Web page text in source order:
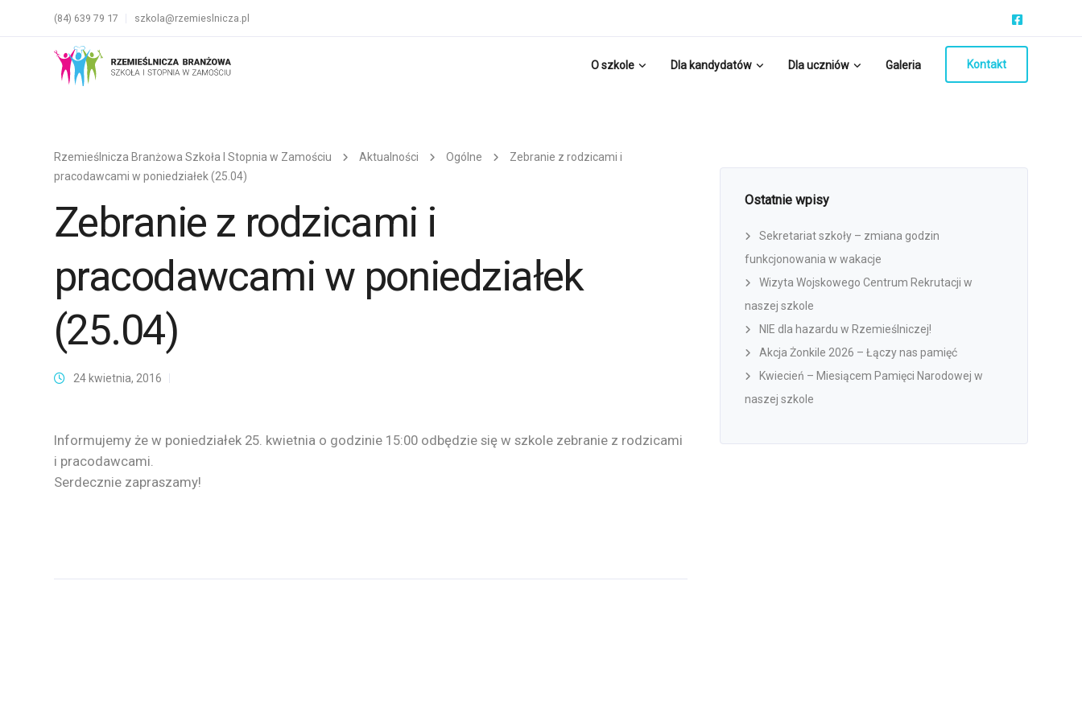
(84) 639 79 17 szkola@rzemieslnicza.pl
O szkole Dla kandydatów Dla uczniów Galeria Kontakt
Rzemieślnicza Branżowa Szkoła I Stopnia w Zamościu Aktualności Ogólne
Zebranie z rodzicami i
pracodawcami w poniedziałek (25.04)
Zebranie z rodzicami i
pracodawcami w poniedziałek
(25.04)
24 kwietnia, 2016
Informujemy że w poniedziałek 25. kwietnia o godzinie 15:00 odbędzie się w szkole zebranie z rodzicami
i pracodawcami.
Serdecznie zapraszamy!
Ostatnie wpisy
Sekretariat szkoły – zmiana godzin
funkcjonowania w wakacje
Wizyta Wojskowego Centrum Rekrutacji w
naszej szkole
NIE dla hazardu w Rzemieślniczej!
Akcja Żonkile 2026 – Łączy nas pamięć
Kwiecień – Miesiącem Pamięci Narodowej w
naszej szkole